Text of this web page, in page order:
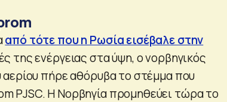
από τότε που η Ρωσία εισέβαλε στην
της ενέργειας στα ύψη, ο νορβηγικός
αερίου πήρε αθόρυβα το στέμμα που
PJSC. Η Νορβηγία προμηθεύει τώρα το